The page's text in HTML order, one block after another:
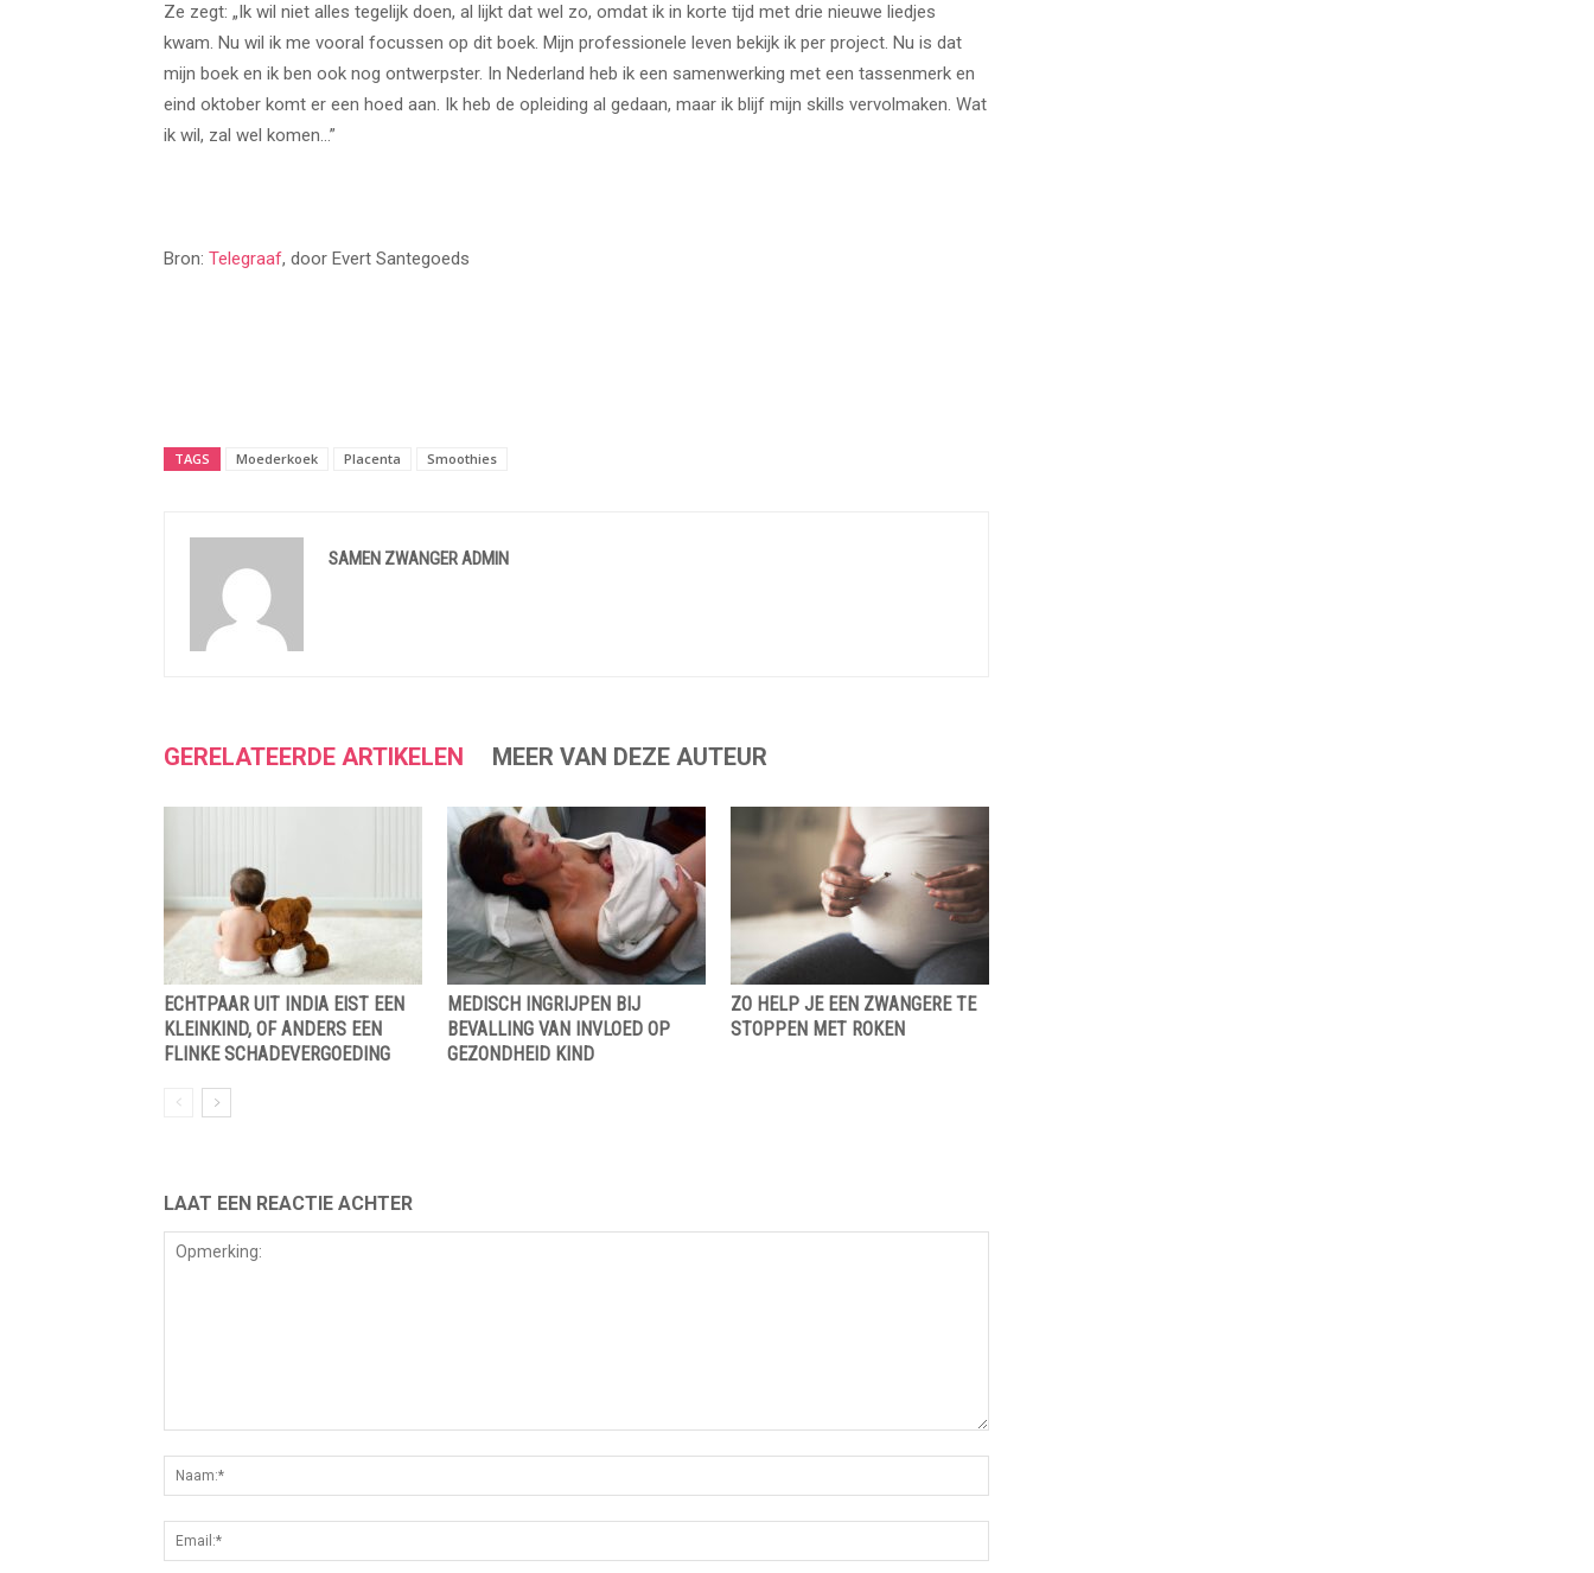
Ze zegt: „Ik wil niet alles tegelijk doen, al lijkt dat wel zo, omdat ik in korte tijd met drie nieuwe liedjes
kwam. Nu wil ik me vooral focussen op dit boek. Mijn professionele leven bekijk ik per project. Nu is dat
mijn boek en ik ben ook nog ontwerpster. In Nederland heb ik een samenwerking met een tassenmerk en
eind oktober komt er een hoed aan. Ik heb de opleiding al gedaan, maar ik blijf mijn skills vervolmaken. Wat
ik wil, zal wel komen…”
Bron: Telegraaf, door Evert Santegoeds
TAGS Moederkoek Placenta Smoothies
SAMEN ZWANGER ADMIN
GERELATEERDE ARTIKELEN MEER VAN DEZE AUTEUR
ECHTPAAR UIT INDIA EIST EEN
KLEINKIND, OF ANDERS EEN
FLINKE SCHADEVERGOEDING
MEDISCH INGRIJPEN BIJ
BEVALLING VAN INVLOED OP
GEZONDHEID KIND
ZO HELP JE EEN ZWANGERE TE
STOPPEN MET ROKEN
LAAT EEN REACTIE ACHTER